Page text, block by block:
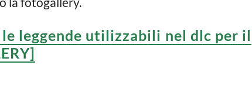
leggende utilizzabili nel dlc per il